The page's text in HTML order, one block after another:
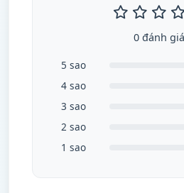
0 đánh giá
5 sao
4 sao
3 sao
2 sao
1 sao